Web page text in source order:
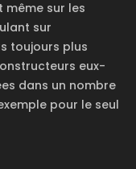
sur les
sur
toujours plus
eux-
dans un nombre
pour le seul